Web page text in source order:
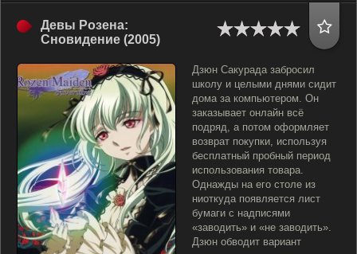
Девы Розена:
Сновидение (2005)
Дзюн Сакурада забросил
школу и целыми днями сидит
дома за компьютером. Он
заказывает онлайн всё
подряд, а потом оформляет
возврат покупки, используя
бесплатный пробный период
использования товара.
Однажды на его столе из
ниоткуда появляется лист
бумаги с надписями
«заводить» и «не заводить».
Дзюн обводит вариант